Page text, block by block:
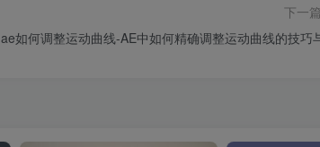
下一
ae如何调整运动曲线-AE中如何精确调整运动曲线的技巧